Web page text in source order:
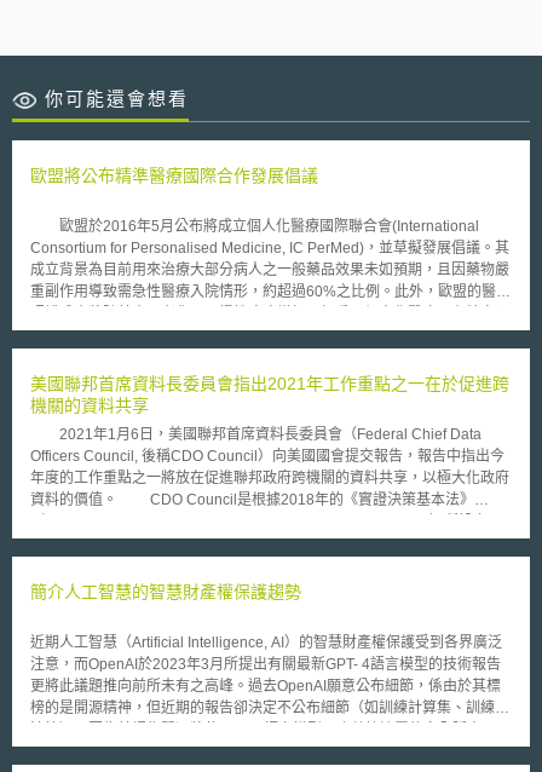
你可能還會想看
歐盟將公布精準醫療國際合作發展倡議
歐盟於2016年5月公布將成立個人化醫療國際聯合會(International
Consortium for Personalised Medicine, IC PerMed)，並草擬發展倡議。其
成立背景為目前用來治療大部分病人之一般藥品效果未如預期，且因藥物嚴
重副作用導致需急性醫療入院情形，約超過60%之比例。此外，歐盟的醫療
防目的以及治療方法，因此，病人利用最佳的治療方是，可避免試驗與治療
展潛力，並同時帶來經濟成長與就業機會。 歐盟認為，儘管個人化醫
療尚未有明確定義，但依據Horizon2020諮詢小組(Horizon 2020 Advisory
Group)定義為利用個人表現型或基因型特徵之醫療模型，針對正確的個人、
治療時間，以明確的醫療政策為目標進行診治，或者是找出疾病特徵給予即
時的預防。其中，重要部份在於，個人化關注的不僅是藥品或醫療產品，尚
需對於生物機制以及環境與疾病、健康之間的交互作用等進行瞭解是否影響
整體的健康照護。雖然歐洲部分國家已經開始引進個人化醫療，但實際上歐
部分健康研究機構以及決策組織團體等共同合作，決議成立個人化醫療國際
成員合作，將進行以下事項: 1.將歐洲建立成為全球個人化醫療研究領導者
以及醫療照護體制 4.為精準醫療提供給民眾做好準備 IC PerMed將聚焦
在研發補助與合作，以實現上述所設定之任務。目前，IC PerMed正研擬發
展倡議藍圖。依據草擬之藍圖，IC PerMed將提供各組織成員之間彈性合作
架構。藍圖主要建構於個人化醫療歐洲願景(Shaping Europe’s Vision for
Personalised Medicine)之相關文件，該文件屬於政策研發議程(Strategic
Research and Innovation Agenda, SRIA)之一部分，同時為先前歐盟所補
美國聯邦首席資料長委員會指出2021年工作重點之一在於促進跨
機關的資料共享
2021年1月6日，美國聯邦首席資料長委員會（Federal Chief Data
Officers Council, 後稱CDO Council）向美國國會提交報告，報告中指出今
年度的工作重點之一將放在促進聯邦政府跨機關的資料共享，以極大化政府
資料的價值。 CDO Council是根據2018年的《實證決策基本法》
並於2020年1月正式召開第一次會議，該委員會的成員包含聯邦政府各部會
會利用資料作為戰略資產的能力，促進聯邦政府資料的管理、使用、保護、
標。 美國農業部首席資料長兼CDO Council主席Ted Kaouk表示，以農
業部所建置的農業資料共通平台（Ag DATA COMMONS）為例，農業部所
屬機關間透過資料共享，已產生許多應用。 譬如：該部所屬的食品與
營養局（Food and Nutrition Service, FNS）利用經濟研究局（Economic
Research Service, ERS）統計的糧食不安全（Food Insecurity）資料，推
險管理局（Risk Management Agency, RMA）使用平台上其他單位的資
簡介人工智慧的智慧財產權保護趨勢
近期人工智慧（Artificial Intelligence, AI）的智慧財產權保護受到各界廣泛
注意，而OpenAI於2023年3月所提出有關最新GPT- 4語言模型的技術報告
更將此議題推向前所未有之高峰。過去OpenAI願意公布細節，係由於其標
榜的是開源精神，但近期的報告卻決定不公布細節（如訓練計算集、訓練方
尚有保持一定競爭優勢之必要。 若AI產業選擇不採取開源，通常會透過以下